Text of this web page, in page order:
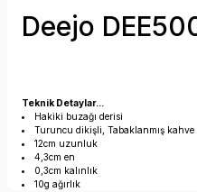
Deejo
Teknik Detaylar...
Hakiki buzağı derisi
Turuncu dikişli, Tabaklanmış kahve
12cm uzunluk
4,3cm en
0,3cm kalınlık
10g ağırlık